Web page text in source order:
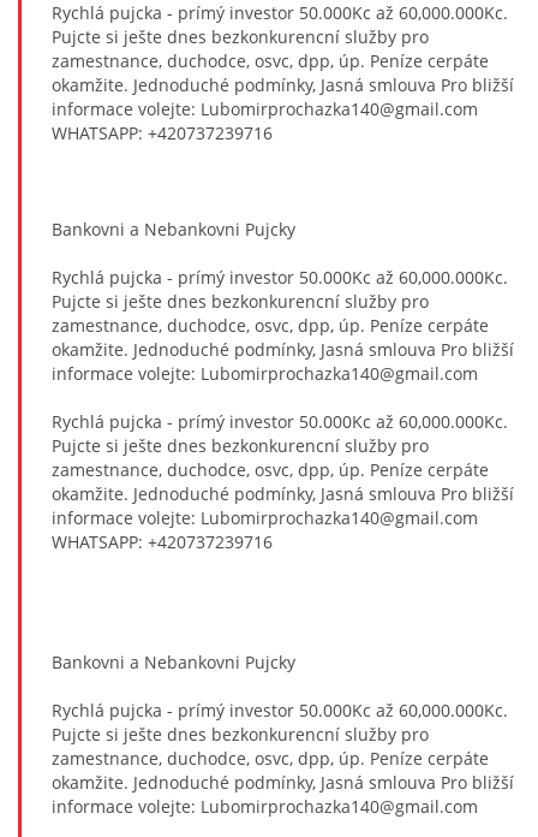
Rychlá pujcka - prímý investor 50.000Kc až 60,000.000Kc.
Pujcte si ješte dnes bezkonkurencní služby pro
zamestnance, duchodce, osvc, dpp, úp. Peníze cerpáte
okamžite. Jednoduché podmínky, Jasná smlouva Pro bližší
informace volejte: Lubomirprochazka140@gmail.com
WHATSAPP: +420737239716
Bankovni a Nebankovni Pujcky
Rychlá pujcka - prímý investor 50.000Kc až 60,000.000Kc.
Pujcte si ješte dnes bezkonkurencní služby pro
zamestnance, duchodce, osvc, dpp, úp. Peníze cerpáte
okamžite. Jednoduché podmínky, Jasná smlouva Pro bližší
informace volejte: Lubomirprochazka140@gmail.com
Rychlá pujcka - prímý investor 50.000Kc až 60,000.000Kc.
Pujcte si ješte dnes bezkonkurencní služby pro
zamestnance, duchodce, osvc, dpp, úp. Peníze cerpáte
okamžite. Jednoduché podmínky, Jasná smlouva Pro bližší
informace volejte: Lubomirprochazka140@gmail.com
WHATSAPP: +420737239716
Bankovni a Nebankovni Pujcky
Rychlá pujcka - prímý investor 50.000Kc až 60,000.000Kc.
Pujcte si ješte dnes bezkonkurencní služby pro
zamestnance, duchodce, osvc, dpp, úp. Peníze cerpáte
okamžite. Jednoduché podmínky, Jasná smlouva Pro bližší
informace volejte: Lubomirprochazka140@gmail.com